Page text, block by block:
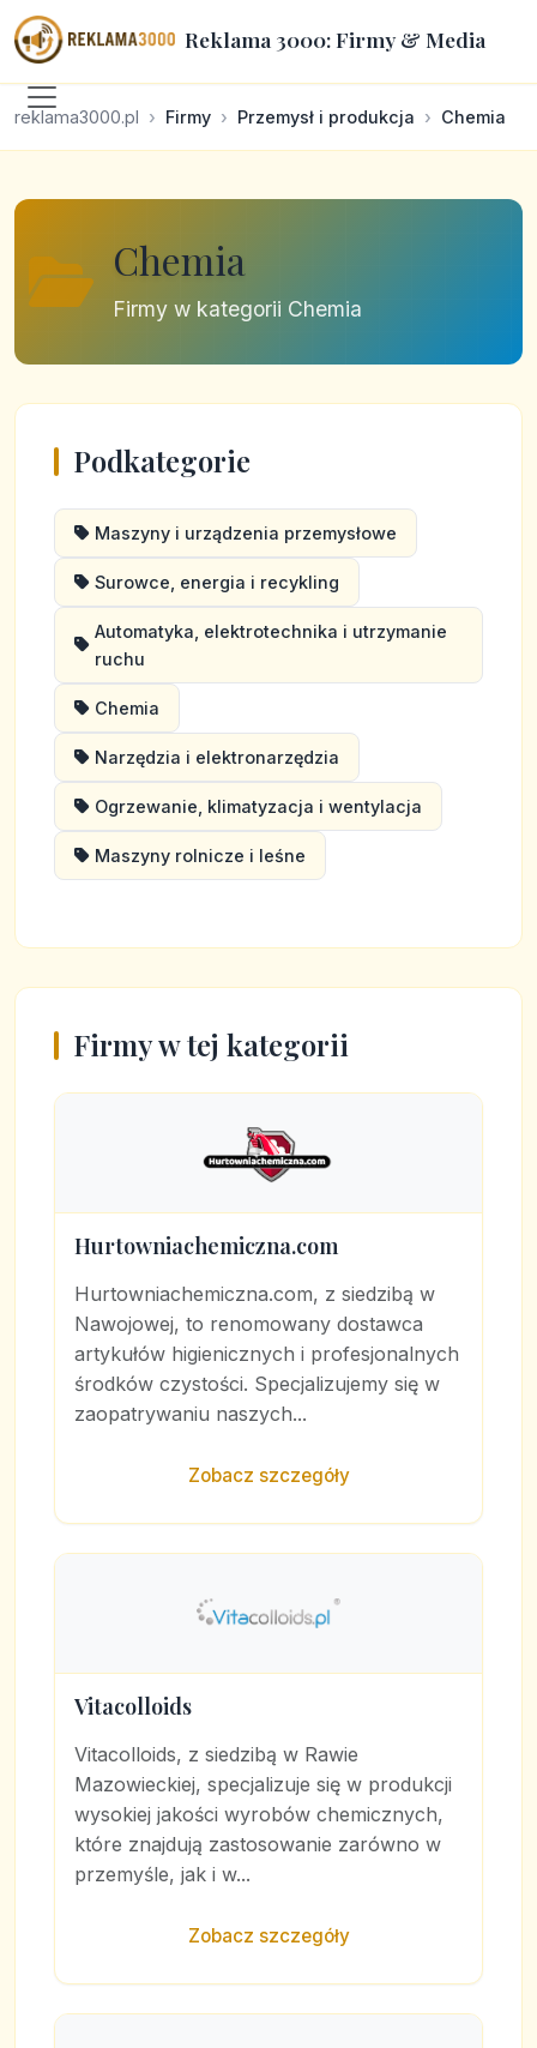
Reklama 3000: Firmy & Media
reklama3000.pl Firmy Przemysł i produkcja Chemia
Chemia
Firmy w kategorii Chemia
Podkategorie
Maszyny i urządzenia przemysłowe
Surowce, energia i recykling
Automatyka, elektrotechnika i utrzymanie
ruchu
Chemia
Narzędzia i elektronarzędzia
Ogrzewanie, klimatyzacja i wentylacja
Maszyny rolnicze i leśne
Firmy w tej kategorii
Hurtowniachemiczna.com
Hurtowniachemiczna.com, z siedzibą w
Nawojowej, to renomowany dostawca
artykułów higienicznych i profesjonalnych
środków czystości. Specjalizujemy się w
zaopatrywaniu naszych...
Zobacz szczegóły
Vitacolloids
Vitacolloids, z siedzibą w Rawie
Mazowieckiej, specjalizuje się w produkcji
wysokiej jakości wyrobów chemicznych,
które znajdują zastosowanie zarówno w
przemyśle, jak i w...
Zobacz szczegóły